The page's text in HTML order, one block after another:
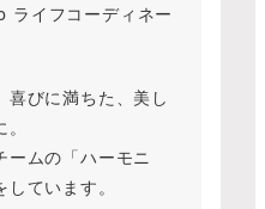
イフコーディネー
喜びに満ちた、美し
ームの「ハーモニ
ています。